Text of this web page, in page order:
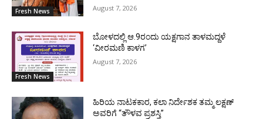
Fresh News August 7, 2026
Fresh News
ಬೋಳದಲ್ಲಿ ಆ.9ರಂದು ಯಕ್ಷಗಾನ ತಾಳಮದ್ದಳೆ
‘ವೀರಮಣಿ ಕಾಳಗ’
August 7, 2026
ಹಿರಿಯ ನಾಟಕಕಾರ, ಕಲಾ ನಿರ್ದೇಶಕ ತಮ್ಮ ಲಕ್ಷಣ್
ಅವರಿಗೆ “ತೌಳವ ಪ್ರಶಸ್ತಿ”